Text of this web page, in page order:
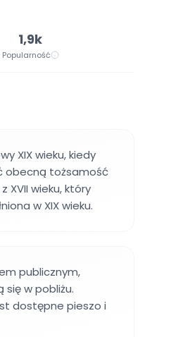
1,9k
Popularność
XIX wieku, kiedy
obecną tożsamość
XVII wieku, który
w XIX wieku.
publicznym,
w pobliżu.
dostępne pieszo i